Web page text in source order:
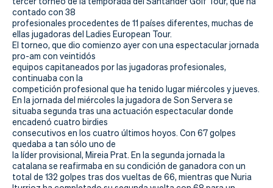
Federación
Federarse
Jugar
Aprender
Actualidad
Tienda
contado con 38
profesionales procedentes de 11 países diferentes, muchas de
ellas jugadoras del Ladies European Tour.
El torneo, que dio comienzo ayer con una espectacular jornada
pro-am con veintidós
equipos capitaneados por las jugadoras profesionales,
continuaba con la
competición profesional que ha tenido lugar miércoles y jueves.
En la jornada del miércoles la jugadora de Son Servera se
situaba segunda tras una actuación espectacular donde
encadenó cuatro birdies
consecutivos en los cuatro últimos hoyos. Con 67 golpes
quedaba a tan sólo uno de
la líder provisional, Mireia Prat. En la segunda jornada la
catalana se reafirmaba en su condición de ganadora con un
total de 132 golpes tras dos vueltas de 66, mientras que Nuria